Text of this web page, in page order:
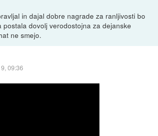
in dajal dobre nagrade za ranljivosti bo
postala dovolj verodostojna za dejanske
ne smejo.
09:36